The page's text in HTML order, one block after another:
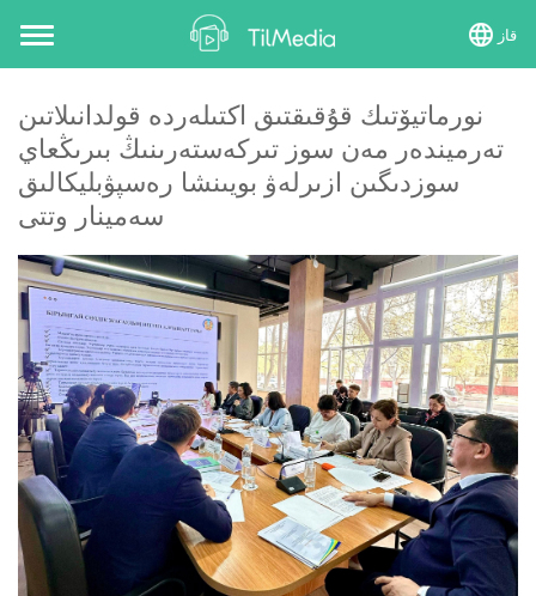
Toggle
navigation
قاز
نورماتيۆتىك قۇقىقتىق اكتىلەردە قولدانىلاتىن
تەرميندەر مەن سوز تىركەستەرىنىڭ بىرىڭعاي
سوزدىگىن ازىرلەۋ بويىنشا رەسپۋبليكالىق
سەمينار وتتى